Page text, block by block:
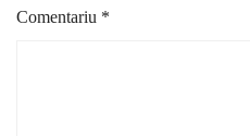
Comentariu *